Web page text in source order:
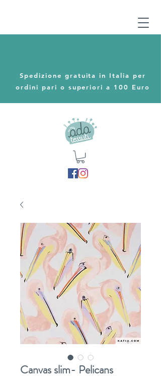
Spedizione gratuita in Italia per
ordini pari o superiori a 100 Euro
Canvas slim- Pelicans